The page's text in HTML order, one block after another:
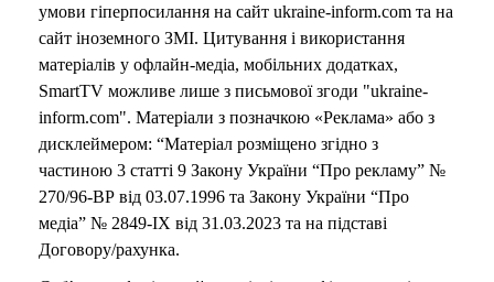
умови гіперпосилання на сайт ukraine-inform.com та на
сайт іноземного ЗМІ. Цитування і використання
матеріалів у офлайн-медіа, мобільних додатках,
SmartTV можливе лише з письмової згоди "ukraine-
inform.com". Матеріали з позначкою «Реклама» або з
дисклеймером: “Матеріал розміщено згідно з
частиною 3 статті 9 Закону України “Про рекламу” №
270/96-ВР від 03.07.1996 та Закону України “Про
медіа” № 2849-IX від 31.03.2023 та на підставі
Договору/рахунка.